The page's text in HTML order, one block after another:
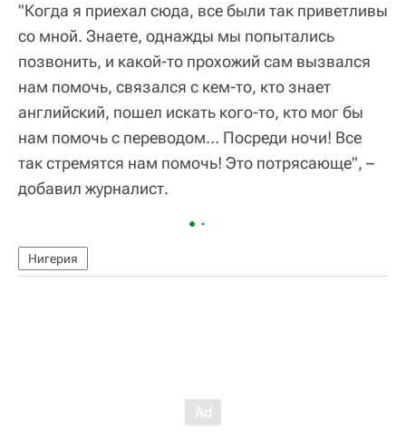
"Когда я приехал сюда, все были так приветливы
со мной. Знаете, однажды мы попытались
позвонить, и какой-то прохожий сам вызвался
нам помочь, связался с кем-то, кто знает
английский, пошел искать кого-то, кто мог бы
нам помочь с переводом… Посреди ночи! Все
так стремятся нам помочь! Это потрясающе", –
добавил журналист.
Нигерия